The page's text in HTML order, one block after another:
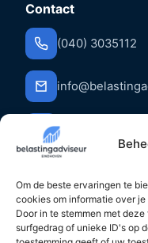
Om de beste ervaringen te
cookies om informatie over
Door in te stemmen met
surfgedrag of unieke ID's op
Contact
(040) 3035112
Stratumsedijk 6,
Diensten
Administratie